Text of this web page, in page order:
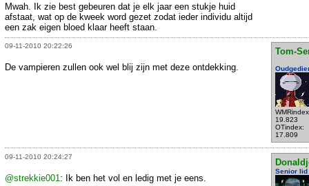
Mwah. Ik zie best gebeuren dat je elk jaar een stukje huid
afstaat, wat op de kweek word gezet zodat ieder individu altijd
een zak eigen bloed klaar heeft staan.
09-11-2010 20:22:26
Tom-
19.823
OTindex:
17.809
De vampieren zullen ook wel blij zijn met deze ontdekking.
09-11-2010 20:24:27
Senior lid
@strekkie001 : Ik ben het vol en ledig met je eens.